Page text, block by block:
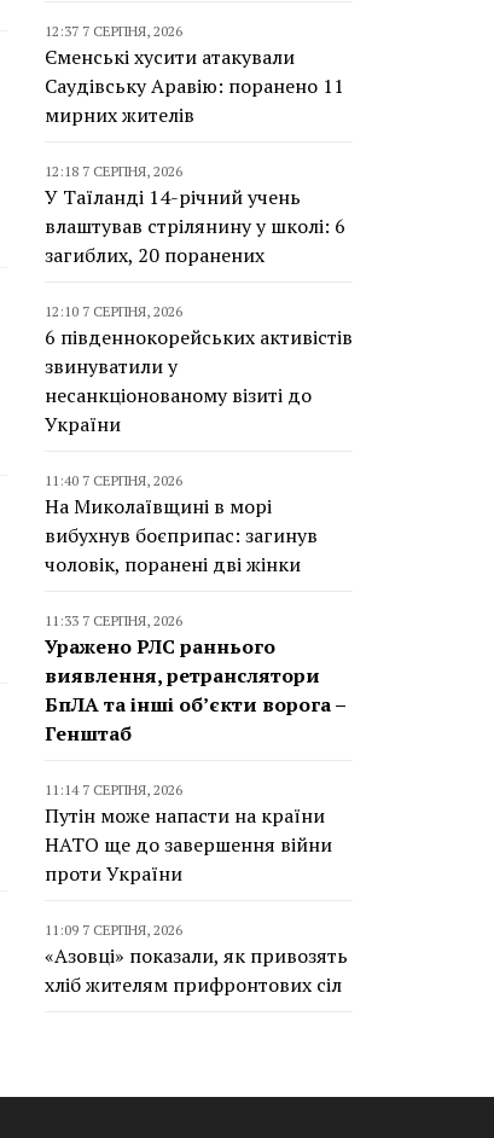
12:37 7 СЕРПНЯ, 2026
Єменські хусити атакували
Саудівську Аравію: поранено 11
мирних жителів
12:18 7 СЕРПНЯ, 2026
У Таїланді 14-річний учень
влаштував стрілянину у школі: 6
загиблих, 20 поранених
12:10 7 СЕРПНЯ, 2026
6 південнокорейських активістів
звинуватили у
несанкціонованому візиті до
України
11:40 7 СЕРПНЯ, 2026
На Миколаївщині в морі
вибухнув боєприпас: загинув
чоловік, поранені дві жінки
11:33 7 СЕРПНЯ, 2026
Уражено РЛС раннього
виявлення, ретранслятори
БпЛА та інші об’єкти ворога –
Генштаб
11:14 7 СЕРПНЯ, 2026
Путін може напасти на країни
НАТО ще до завершення війни
проти України
11:09 7 СЕРПНЯ, 2026
«Азовці» показали, як привозять
хліб жителям прифронтових сіл